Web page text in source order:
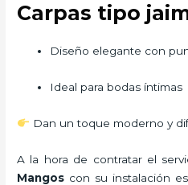
Carpas tipo
Diseño elegante con
Ideal para bodas íntimas
Dan un toque moderno y
A la hora de contratar el
Mangos con su instalación